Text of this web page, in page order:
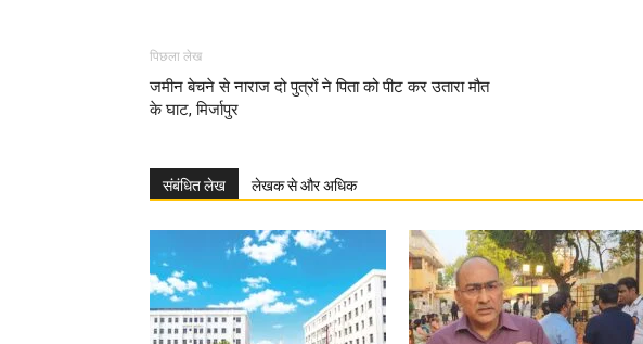
पिछला लेख
जमीन बेचने से नाराज दो पुत्रों ने पिता को पीट कर उतारा मौत
के घाट, मिर्जापुर
संबंधित लेख लेखक से और अधिक